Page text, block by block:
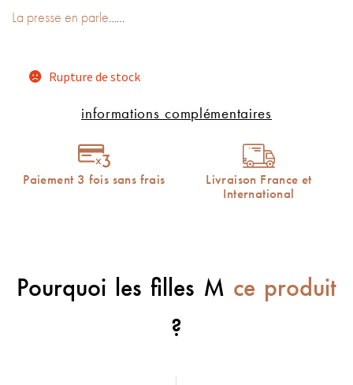
La presse en parle……
Rupture de stock
informations complémentaires
Paiement 3 fois sans frais
Livraison France et
International
Pourquoi les filles M ce produit
?